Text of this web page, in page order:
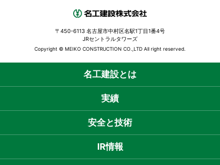
〒450-6113 名古屋市中村区名駅1丁目1番4号
JRセントラルタワーズ
Copyright © MEIKO CONSTRUCTION CO.,LTD All right reserved.
名工建設とは
実績
安全と技術
IR情報